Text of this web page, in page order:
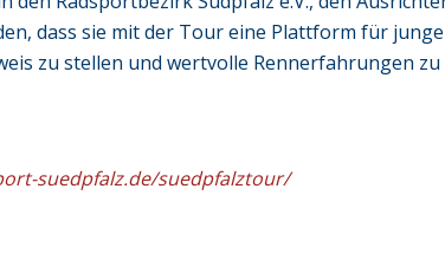
dass sie mit der Tour eine Plattform für junge
zu stellen und wertvolle Rennerfahrungen zu
suedpfalz.de/suedpfalztour/